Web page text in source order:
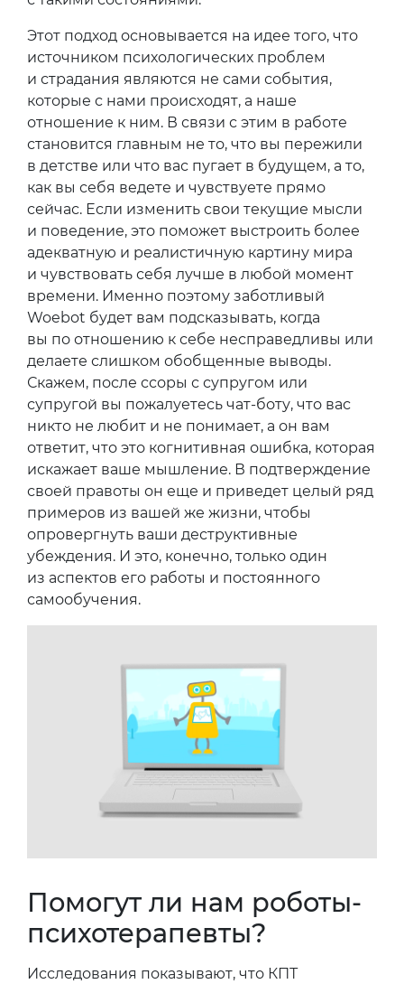
Этот подход основывается на идее того, что
источником психологических проблем
и страдания являются не сами события,
которые с нами происходят, а наше
отношение к ним. В связи с этим в работе
становится главным не то, что вы пережили
в детстве или что вас пугает в будущем, а то,
как вы себя ведете и чувствуете прямо
сейчас. Если изменить свои текущие мысли
и поведение, это поможет выстроить более
адекватную и реалистичную картину мира
и чувствовать себя лучше в любой момент
времени. Именно поэтому заботливый
Woebot будет вам подсказывать, когда
вы по отношению к себе несправедливы или
делаете слишком обобщенные выводы.
Скажем, после ссоры с супругом или
супругой вы пожалуетесь чат-боту, что вас
никто не любит и не понимает, а он вам
ответит, что это когнитивная ошибка, которая
искажает ваше мышление. В подтверждение
своей правоты он еще и приведет целый ряд
примеров из вашей же жизни, чтобы
опровергнуть ваши деструктивные
убеждения. И это, конечно, только один
из аспектов его работы и постоянного
самообучения.
Помогут ли нам роботы-
психотерапевты?
Исследования показывают, что КПТ